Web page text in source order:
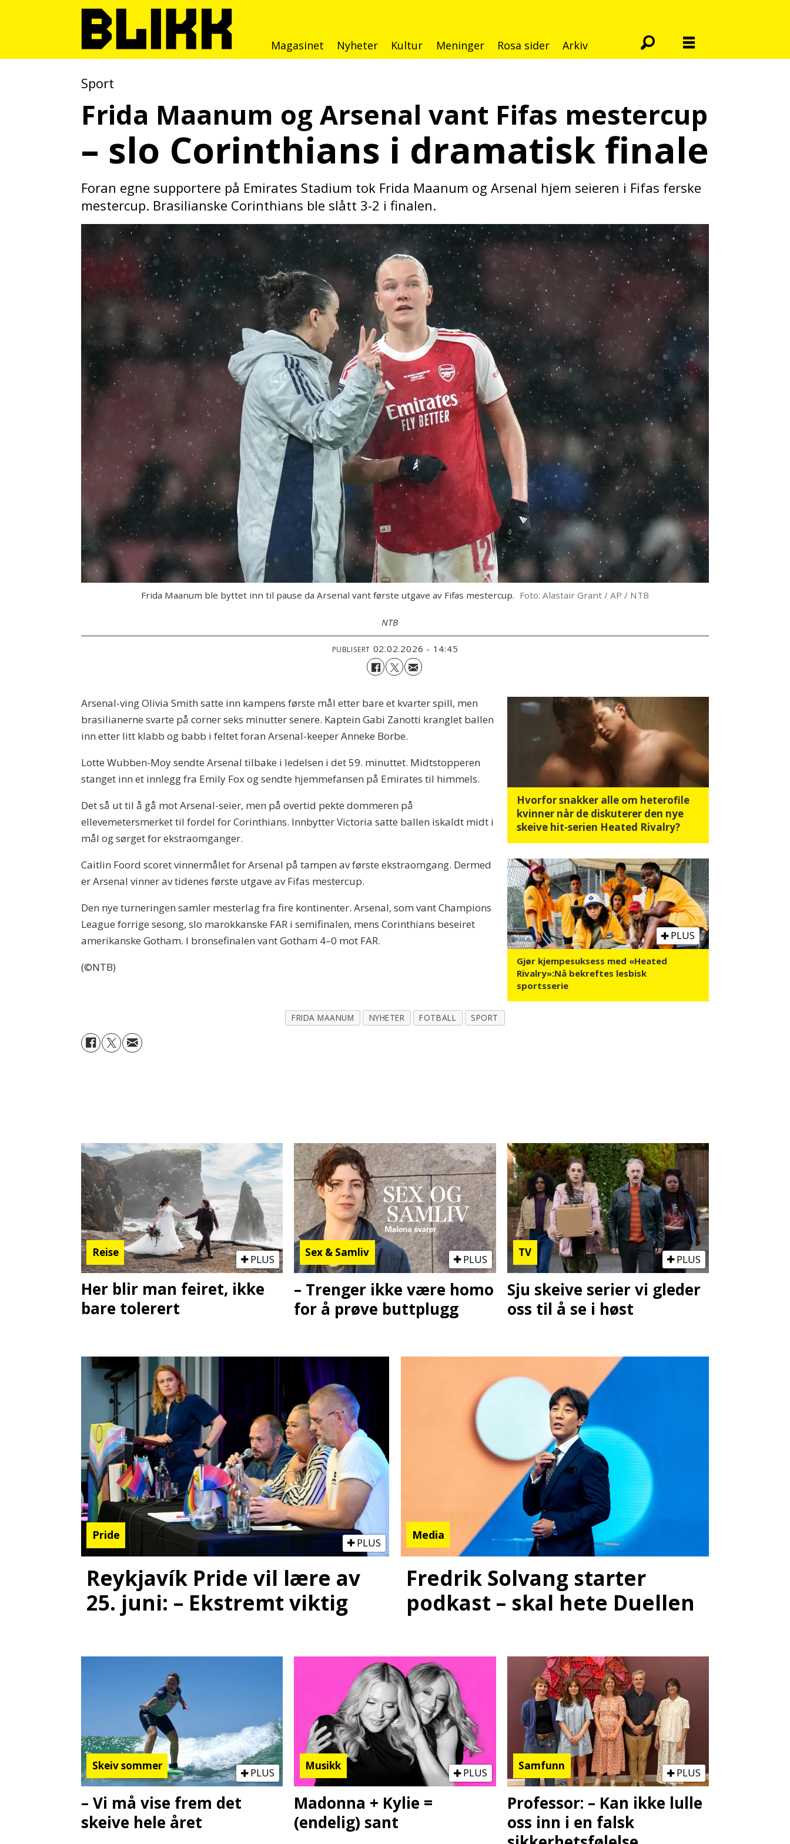
Magasinet Nyheter Kultur Meninger Rosa sider Arkiv
Sport
Frida Maanum og Arsenal vant Fifas mestercup
– slo Corinthians i dramatisk finale
Foran egne supportere på Emirates Stadium tok Frida Maanum og Arsenal hjem seieren i Fifas ferske
mestercup. Brasilianske Corinthians ble slått 3-2 i finalen.
Frida Maanum ble byttet inn til pause da Arsenal vant første utgave av Fifas mestercup. Foto: Alastair Grant / AP / NTB
NTB
PUBLISERT 02.02.2026 - 14:45
Hvorfor snakker alle om heterofile
kvinner når de diskuterer den nye
skeive hit-serien Heated Rivalry?
Arsenal-ving Olivia Smith satte inn kampens første mål etter bare et kvarter spill, men
brasilianerne svarte på corner seks minutter senere. Kaptein Gabi Zanotti kranglet ballen
inn etter litt klabb og babb i feltet foran Arsenal-keeper Anneke Borbe.
Lotte Wubben-Moy sendte Arsenal tilbake i ledelsen i det 59. minuttet. Midtstopperen
stanget inn et innlegg fra Emily Fox og sendte hjemmefansen på Emirates til himmels.
Det så ut til å gå mot Arsenal-seier, men på overtid pekte dommeren på
ellevemetersmerket til fordel for Corinthians. Innbytter Victoria satte ballen iskaldt midt i
mål og sørget for ekstraomganger.
PLUS
Gjør kjempesuksess med «Heated
Rivalry»:Nå bekreftes lesbisk
sportsserie
Caitlin Foord scoret vinnermålet for Arsenal på tampen av første ekstraomgang. Dermed
er Arsenal vinner av tidenes første utgave av Fifas mestercup.
Den nye turneringen samler mesterlag fra fire kontinenter. Arsenal, som vant Champions
League forrige sesong, slo marokkanske FAR i semifinalen, mens Corinthians beseiret
amerikanske Gotham. I bronsefinalen vant Gotham 4–0 mot FAR.
(©NTB)
FRIDA MAANUM NYHETER FOTBALL SPORT
Reise
PLUS
Her blir man feiret, ikke
bare tolerert
Sex & Samliv
PLUS
– Trenger ikke være homo
for å prøve buttplugg
TV
PLUS
Sju skeive serier vi gleder
oss til å se i høst
Pride
PLUS
Reykjavík Pride vil lære av
25. juni: – Ekstremt viktig
Media
Fredrik Solvang starter
podkast – skal hete Duellen
Skeiv sommer
PLUS
– Vi må vise frem det
skeive hele året
Musikk
PLUS
Madonna + Kylie =
(endelig) sant
Samfunn
PLUS
Professor: – Kan ikke lulle
oss inn i en falsk